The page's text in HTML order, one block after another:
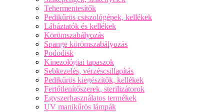
Tehermentesítők
Pedikűrös csiszológépek, kellékek
Lábáztatók és kellékek
Körömszabályozás
Spange körömszabályozás
Pododisk
Kinezológiai tapaszok
Sebkezelés, vérzéscsillapítás
Pedikűrös kiegészítők, kellékek
Fertőtlenítőszerek, sterilizátorok
Egyszerhasználatos termékek
UV manikűrös lámpák